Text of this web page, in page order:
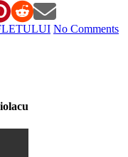
No Comments